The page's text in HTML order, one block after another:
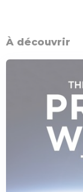
À découvrir